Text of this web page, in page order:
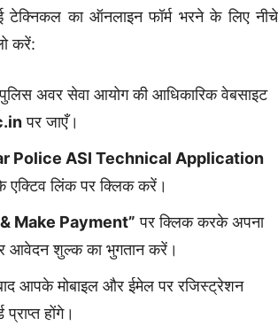
टेक्निकल का ऑनलाइन फॉर्म भरने के लिए नीचे
करें:
अवर सेवा आयोग की आधिकारिक वेबसाइट
पर जाएँ।
Police ASI Technical Application
एक्टिव लिंक पर क्लिक करें।
Make Payment” पर क्लिक करके अपना
आवेदन शुल्क का भुगतान करें।
आपके मोबाइल और ईमेल पर रजिस्ट्रेशन
होंगे।